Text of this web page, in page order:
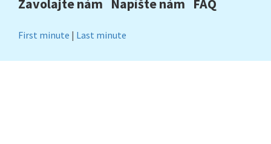
Zavolajte nám Napíšte nám FAQ
First minute | Last minute